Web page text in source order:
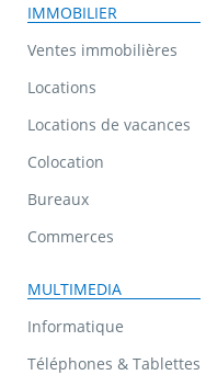
IMMOBILIER
Ventes immobilières
Locations
Locations de vacances
Colocation
Bureaux
Commerces
MULTIMEDIA
Informatique
Téléphones & Tablettes